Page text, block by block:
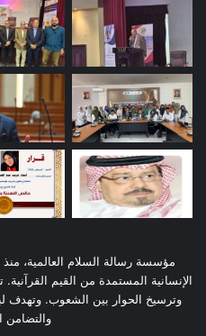
الإنسانية المستمدة من القيم
وترسيخ الحوار بين الشعوب. وتهدف
والتضامن